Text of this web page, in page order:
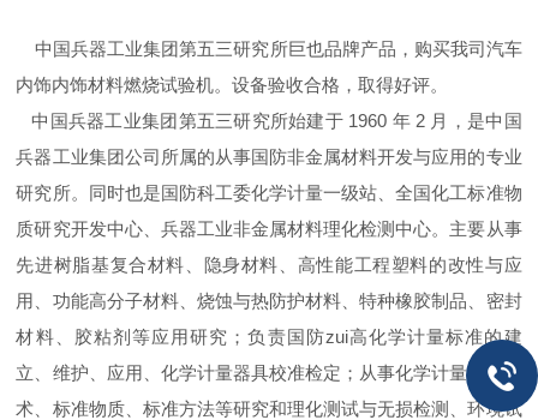
中国兵器工业集团第五三研究所巨也品牌产品，购买我司汽车
内饰内饰材料燃烧试验机。设备验收合格，取得好评。
中国兵器工业集团第五三研究所始建于 1960 年 2 月，是中国
兵器工业集团公司所属的从事国防非金属材料开发与应用的专业
研究所。同时也是国防科工委化学计量一级站、全国化工标准物
质研究开发中心、兵器工业非金属材料理化检测中心。 主要从事
先进树脂基复合材料、隐身材料、高性能工程塑料的改性与应
用、功能高分子材料、烧蚀与热防护材料、特种橡胶制品、密封
材料、胶粘剂等应用研究；负责国防zui高化学计量标准的建
立、维护、应用、化学计量器具校准检定；从事化学计量校准技
术、标准物质、标准方法等研究和理化测试与无损检测、环境试